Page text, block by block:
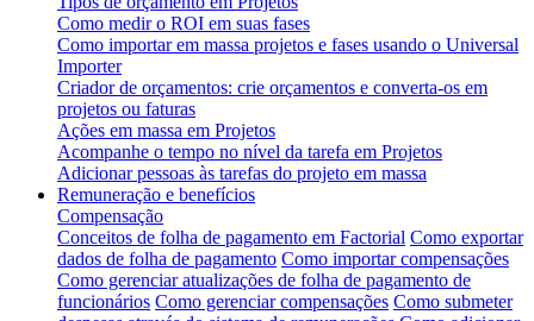
Como medir o ROI em suas fases
Como importar em massa projetos e fases usando o Universal
Importer
Criador de orçamentos: crie orçamentos e converta-os em
projetos ou faturas
Ações em massa em Projetos
Acompanhe o tempo no nível da tarefa em Projetos
Adicionar pessoas às tarefas do projeto em massa
Remuneração e benefícios
Compensação
Conceitos de folha de pagamento em Factorial Como exportar
dados de folha de pagamento Como importar compensações
Como gerenciar atualizações de folha de pagamento de
funcionários Como gerenciar compensações Como submeter